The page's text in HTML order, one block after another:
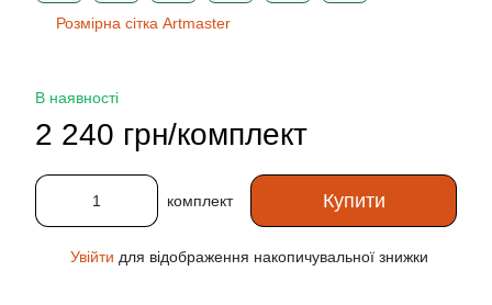
Розмірна сітка Artmaster
В наявності
2 240 грн/комплект
комплект Купити
Увійти для відображення накопичувальної знижки